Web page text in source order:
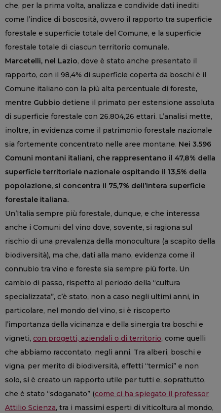
che, per la prima volta, analizza e condivide dati inediti
come l’indice di boscosità, ovvero il rapporto tra superficie
forestale e superficie totale del Comune, e la superficie
forestale totale di ciascun territorio comunale.
Marcetelli, nel Lazio, dove è stato anche presentato il
rapporto, con il 98,4% di superficie coperta da boschi è il
Comune italiano con la più alta percentuale di foreste,
mentre Gubbio detiene il primato per estensione assoluta
di superficie forestale con 26.804,26 ettari. L’analisi mette,
inoltre, in evidenza come il patrimonio forestale nazionale
sia fortemente concentrato nelle aree montane. Nei 3.596
Comuni montani italiani, che rappresentano il 47,8% della
superficie territoriale nazionale ospitando il 13,5% della
popolazione, si concentra il 75,7% dell’intera superficie
forestale italiana.
Un’Italia sempre più forestale, dunque, e che interessa
anche i Comuni del vino dove, sovente, si ragiona sul
rischio di una prevalenza della monocultura (a scapito della
biodiversità), ma che, dati alla mano, evidenza come il
connubio tra vino e foreste sia sempre più forte. Un
cambio di passo, rispetto al periodo della “cultura
specializzata”, c’è stato, non a caso negli ultimi anni, in
particolare, nel mondo del vino, si è riscoperto
l’importanza della vicinanza e della sinergia tra boschi e
vigneti, con progetti, aziendali o di territorio, come quelli
che abbiamo raccontato, negli anni. Tra alberi, boschi e
vigna, per merito di biodiversità, effetti “termici” e non
solo, si è creato un rapporto utile per tutti e, soprattutto,
che è stato “sdoganato” (come ci ha spiegato il professor
Attilio Scienza, tra i massimi esperti di viticoltura al mondo,